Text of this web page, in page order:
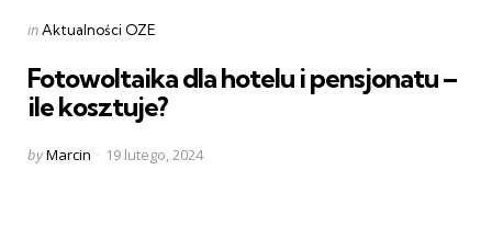
Categories
Posted
inAktualności OZE
Fotowoltaika dla hotelu i pensjonatu –
ile kosztuje?
Posted
byMarcin 19 lutego, 2024